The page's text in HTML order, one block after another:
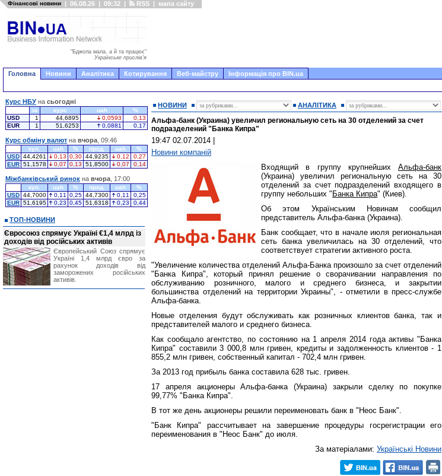
Фінансові новини | 06.08.26 | 09:32 | RSS | мапа сайту
"Бджола мала, а й та працює"
Українське прислів'я
Головна Новини Аналітика Котирування Веб-майстру Інформація про BIN.ua
НОВИНИ АНАЛІТИКА
Альфа-банк (Украина) увеличил региональную сеть на 30 отделений за счет
подразделений "Банка Кипра"
19:47 02.07.2014
Новини компаній
Входящий в группу крупнейших Альфа-банк
(Украина) увеличил региональную сеть на 30
отделений за счет подразделений входящего в
группу небольших " Банка Кипра" (Киев).
Об этом Українським Новинам сообщил
представитель Альфа-банка (Украина).
Банк сообщает, что в начале июля региональная
сеть банка увеличилась на 30 отделений, что
соответствует стратегии активного роста.
"Увеличение количества отделений Альфа-Банка произошло за счет отделений
"Банка Кипра", который принял решение о сворачивании направления по
обслуживанию розничного, малого и среднего бизнеса, и закрытии
большинства отделений на территории Украины", - отметили в пресс-службе
Альфа-банка.
Новые отделения будут обслуживать как розничных клиентов банка, так и
представителей малого и среднего бизнеса.
Как сообщало агентство, по состоянию на 1 апреля 2014 года активы "Банка
Кипра" составили 3 000,8 млн гривен, кредиты и задолженность клиентов - 1
855,2 млн гривен, собственный капитал - 702,4 млн гривен.
За 2013 год прибыль банка составила 628 тыс. гривен.
17 апреля акционеры Альфа-банка (Украина) закрыли сделку по покупке
99,77% "Банка Кипра".
В тот же день акционеры решили переименовать банк в "Неос Банк".
"Банк Кипра" рассчитывает на завершение процедуры госрегистрации его
переименования в "Неос Банк" до июля.
За матеріалами: Українські Новини
Курс НБУ на сьогодні
за курс uah
%
USD
1 44,6895 0,0593
0,13
EUR
1 51,6253 0,0881 0,17
Курс обміну валют на вчора , 09:46
куп. uah % прод. uah
%
USD 44,4261 0,13 0,30 44,9235 0,12
0,27
EUR 51,1578 0,07 0,13 51,8500 0,07 0,14
Міжбанківський ринок на вчора , 17:00
куп. uah % прод. uah
%
USD 44,7000 0,11 0,25 44,7300 0,11
0,25
EUR 51,6195 0,23 0,45 51,6318 0,23 0,44
ТОП-НОВИНИ
Євросоюз спрямує Україні €1,4 млрд із
доходів від російських активів
Європейський Союз спрямує
Україні 1,4 млрд євро за
рахунок доходів від
заморожених російських
активів.